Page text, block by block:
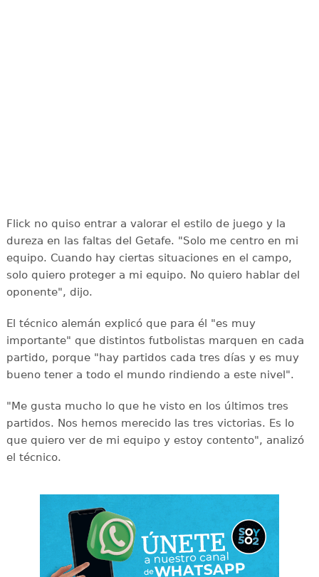
Flick no quiso entrar a valorar el estilo de juego y la
dureza en las faltas del Getafe. "Solo me centro en mi
equipo. Cuando hay ciertas situaciones en el campo,
solo quiero proteger a mi equipo. No quiero hablar del
oponente", dijo.
El técnico alemán explicó que para él "es muy
importante" que distintos futbolistas marquen en cada
partido, porque "hay partidos cada tres días y es muy
bueno tener a todo el mundo rindiendo a este nivel".
"Me gusta mucho lo que he visto en los últimos tres
partidos. Nos hemos merecido las tres victorias. Es lo
que quiero ver de mi equipo y estoy contento", analizó
el técnico.